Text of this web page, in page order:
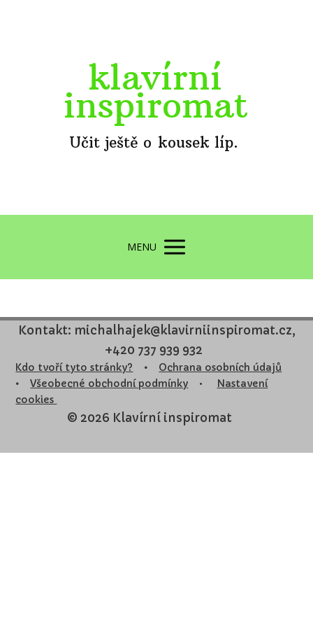
klavírní
inspiromat
Učit ještě o kousek líp.
MENU
Kontakt: michalhajek@klavirniinspiromat.cz,
+420 737 939 932
Kdo tvoří tyto stránky? •
Ochrana osobních údajů
•
Všeobecné obchodní podmínky • Nastavení
cookies
© 2026 Klavírní inspiromat